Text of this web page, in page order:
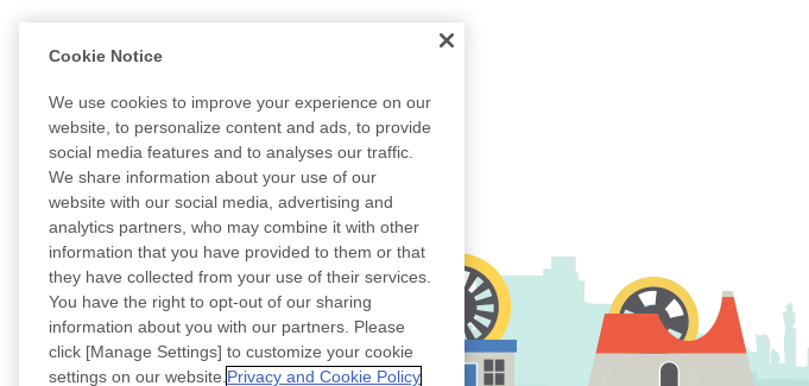
Cookie Notice
We use cookies to improve your experience on our
website, to personalize content and ads, to provide
social media features and to analyses our traffic.
We share information about your use of our
website with our social media, advertising and
analytics partners, who may combine it with other
information that you have provided to them or that
they have collected from your use of their services.
You have the right to opt-out of our sharing
information about you with our partners. Please
click [Manage Settings] to customize your cookie
settings on our website. Privacy and Cookie Policy